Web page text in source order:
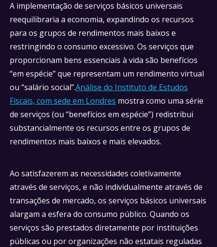
A implementação de serviços básicos universais
reequilibraria a economia, expandindo os recursos
para os grupos de rendimentos mais baixos e
restringindo o consumo excessivo. Os serviços que
proporcionam bens essenciais à vida são benefícios
“em espécie” que representam um rendimento virtual
ou “salário social”.Análise do Instituto de Estudos
Fiscais, com sede em Londres mostra como uma série
de serviços (ou “benefícios em espécie”) redistribui
substancialmente os recursos entre os grupos de
rendimentos mais baixos e mais elevados.
Ao satisfazerem as necessidades coletivamente
através de serviços, e não individualmente através de
transações de mercado, os serviços básicos universais
alargam a esfera do consumo público. Quando os
serviços são prestados diretamente por instituições
públicas ou por organizações não estatais reguladas